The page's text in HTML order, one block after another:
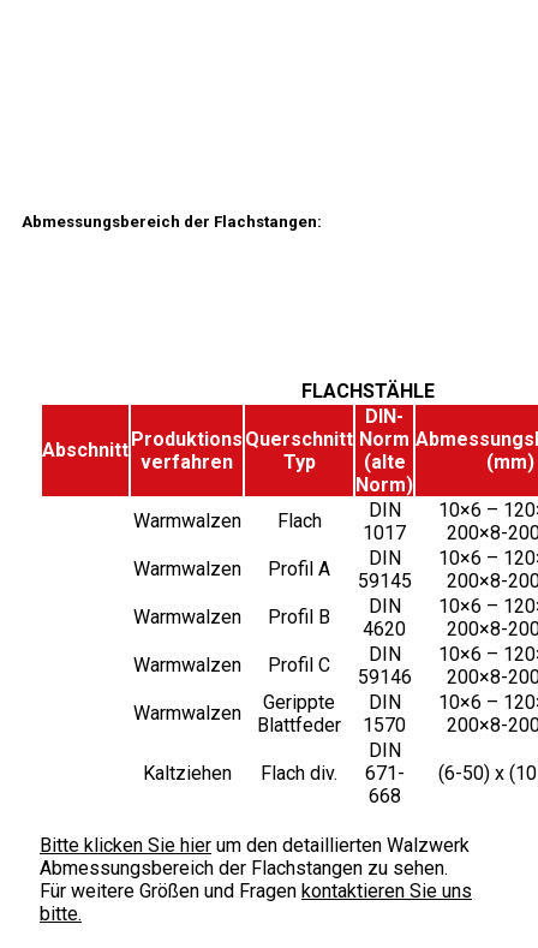
Abmessungsbereich der Flachstangen:
FLACHSTÄHLE
AbschnittProduktions
verfahren
Querschnitt
Typ
DIN-
Norm
(alte
Norm)
(mm)
Warmwalzen Flach
DIN
1017
10×6 –
200×8-
Warmwalzen
Profil A
DIN
59145
10×6 –
200×8-
Warmwalzen
Profil B
DIN
4620
10×6 –
200×8-
Warmwalzen
Profil C
DIN
59146
10×6 –
200×8-
Warmwalzen
Gerippte
Blattfeder
DIN
1570
10×6 –
200×8-
Kaltziehen Flach div.
DIN
671-
668
(6-50) x
Bitte klicken Sie hier um den detaillierten Walzwerk
Abmessungsbereich der Flachstangen zu sehen.
Für weitere Größen und Fragen kontaktieren Sie uns
bitte.